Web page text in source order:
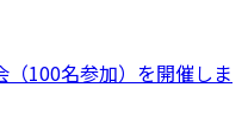
100名参加）を開催しま